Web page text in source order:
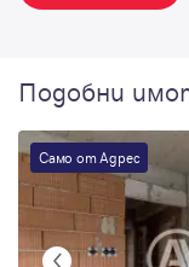
Подобни
Само от Адрес